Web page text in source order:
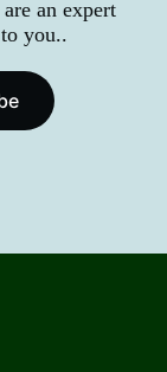
an expert
you..